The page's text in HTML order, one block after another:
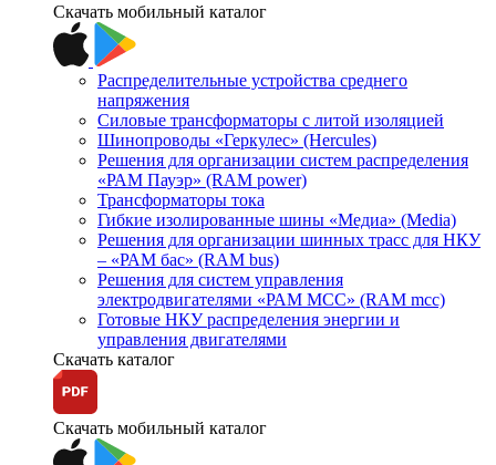
Скачать мобильный каталог
Распределительные устройства среднего
напряжения
Силовые трансформаторы с литой изоляцией
Шинопроводы «Геркулес» (Hercules)
Решения для организации систем распределения
«РАМ Пауэр» (RAM power)
Трансформаторы тока
Гибкие изолированные шины «Медиа» (Media)
Решения для организации шинных трасс для НКУ
– «РАМ бас» (RAM bus)
Решения для систем управления
электродвигателями «РАМ МСС» (RAM mcc)
Готовые НКУ распределения энергии и
управления двигателями
Скачать каталог
Скачать мобильный каталог